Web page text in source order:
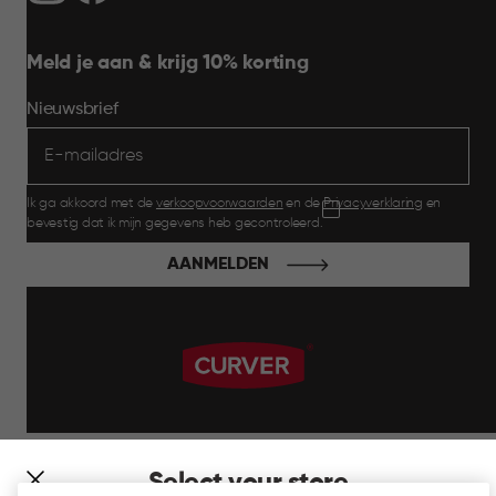
Select your store
Meld je aan & krijg 10% korting
Nieuwsbrief
Ik ga akkoord met de verkoopvoorwaarden en dePrivacyverklaring en
bevestig dat ik mijn gegevens heb gecontroleerd.
AANMELDEN